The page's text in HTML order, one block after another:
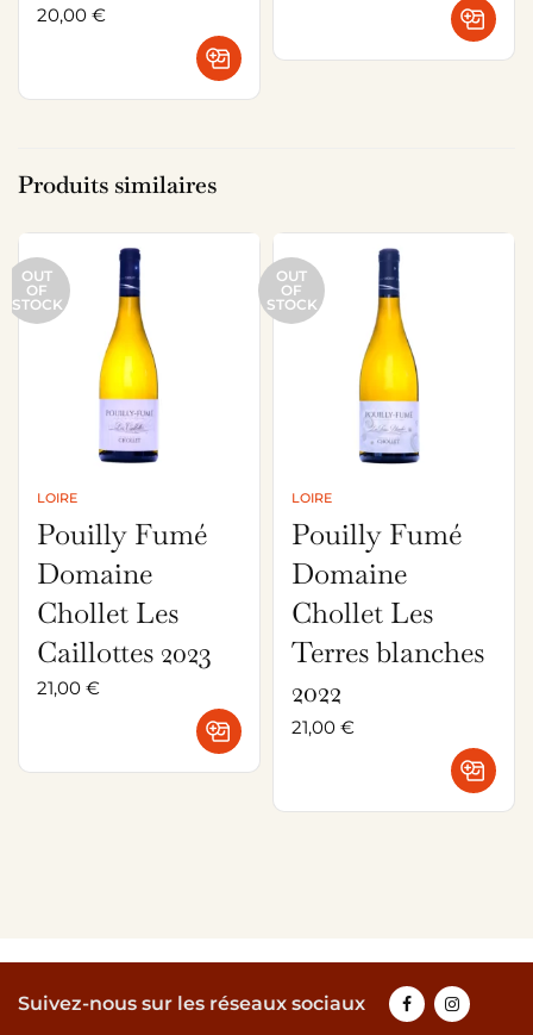
20,00 €
Produits similaires
OUT
OF
STOCK
LOIRE
Pouilly Fumé
Domaine
Chollet Les
Caillottes 2023
21,00 €
OUT
OF
STOCK
LOIRE
Pouilly Fumé
Domaine
Chollet Les
Terres blanches
2022
21,00 €
Suivez-nous sur les réseaux sociaux